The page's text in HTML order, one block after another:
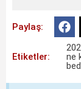
Paylaş:
Etiketler:
ne